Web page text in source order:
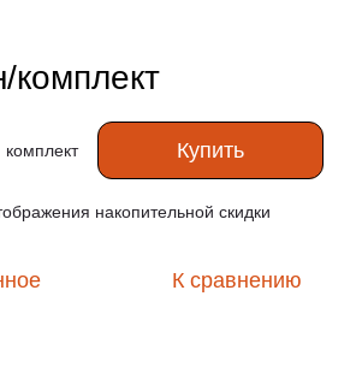
комплект
комплект Купить
накопительной скидки
К сравнению